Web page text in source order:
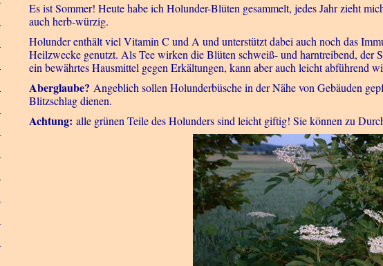
Es ist Sommer! Heute habe ich Holunder-Blüten gesammelt, jedes Jahr zieht
auch herb-würzig.
Holunder enthält viel Vitamin C und A und unterstützt dabei auch noch das
Heilzwecke genutzt. Als Tee wirken die Blüten schweiß- und harntreibend, der
ein bewährtes Hausmittel gegen Erkältungen, kann aber auch leicht abführend
Aberglaube? Angeblich sollen Holunderbüsche in der Nähe von Gebäuden
Blitzschlag dienen.
Achtung: alle grünen Teile des Holunders sind leicht giftig! Sie können zu